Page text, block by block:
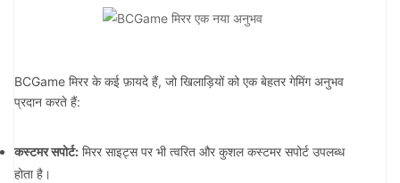
BCGame मिरर के कई फ़ायदे हैं, जो खिलाड़ियों को एक बेहतर गेमिंग अनुभव
प्रदान करते हैं:
कस्टमर सपोर्ट: मिरर साइट्स पर भी त्वरित और कुशल कस्टमर सपोर्ट उपलब्ध
होता है।